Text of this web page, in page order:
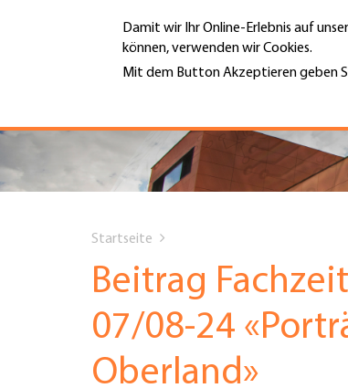
Damit wir Ihr Online-Erlebnis auf
können, verwenden wir Cookies.
Mit dem Button Akzeptieren geben
Hauptnavigation
PORTRÄT
DIENSTLEISTUNGEN
MITGLIEDSCHAFT
MENÜ
are
here
Startseite
Beitrag
07/08-24
Oberland»